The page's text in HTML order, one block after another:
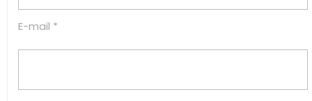
E-mail *